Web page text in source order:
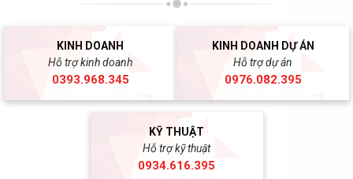
KINH DOANH
Hỗ trợ kinh doanh
0393.968.345
KINH DOANH DỰ ÁN
Hỗ trợ dự án
0976.082.395
KỸ THUẬT
Hỗ trợ kỹ thuật
0934.616.395